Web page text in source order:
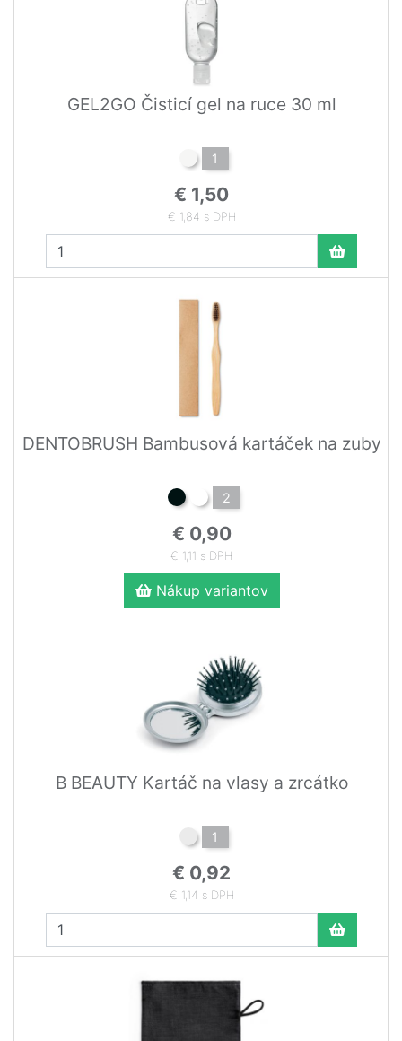
GEL2GO Čisticí gel na ruce 30 ml
1
€ 1,50
€ 1,84 s DPH
DENTOBRUSH Bambusová kartáček na zuby
2
€ 0,90
€ 1,11 s DPH
Nákup variantov
B BEAUTY Kartáč na vlasy a zrcátko
1
€ 0,92
€ 1,14 s DPH